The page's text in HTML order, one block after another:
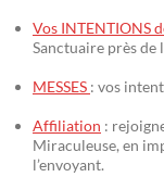
Vos INTENTIONS
Sanctuaire près de
MESSES : vos
Affiliation :
Miraculeuse, en
l’envoyant.